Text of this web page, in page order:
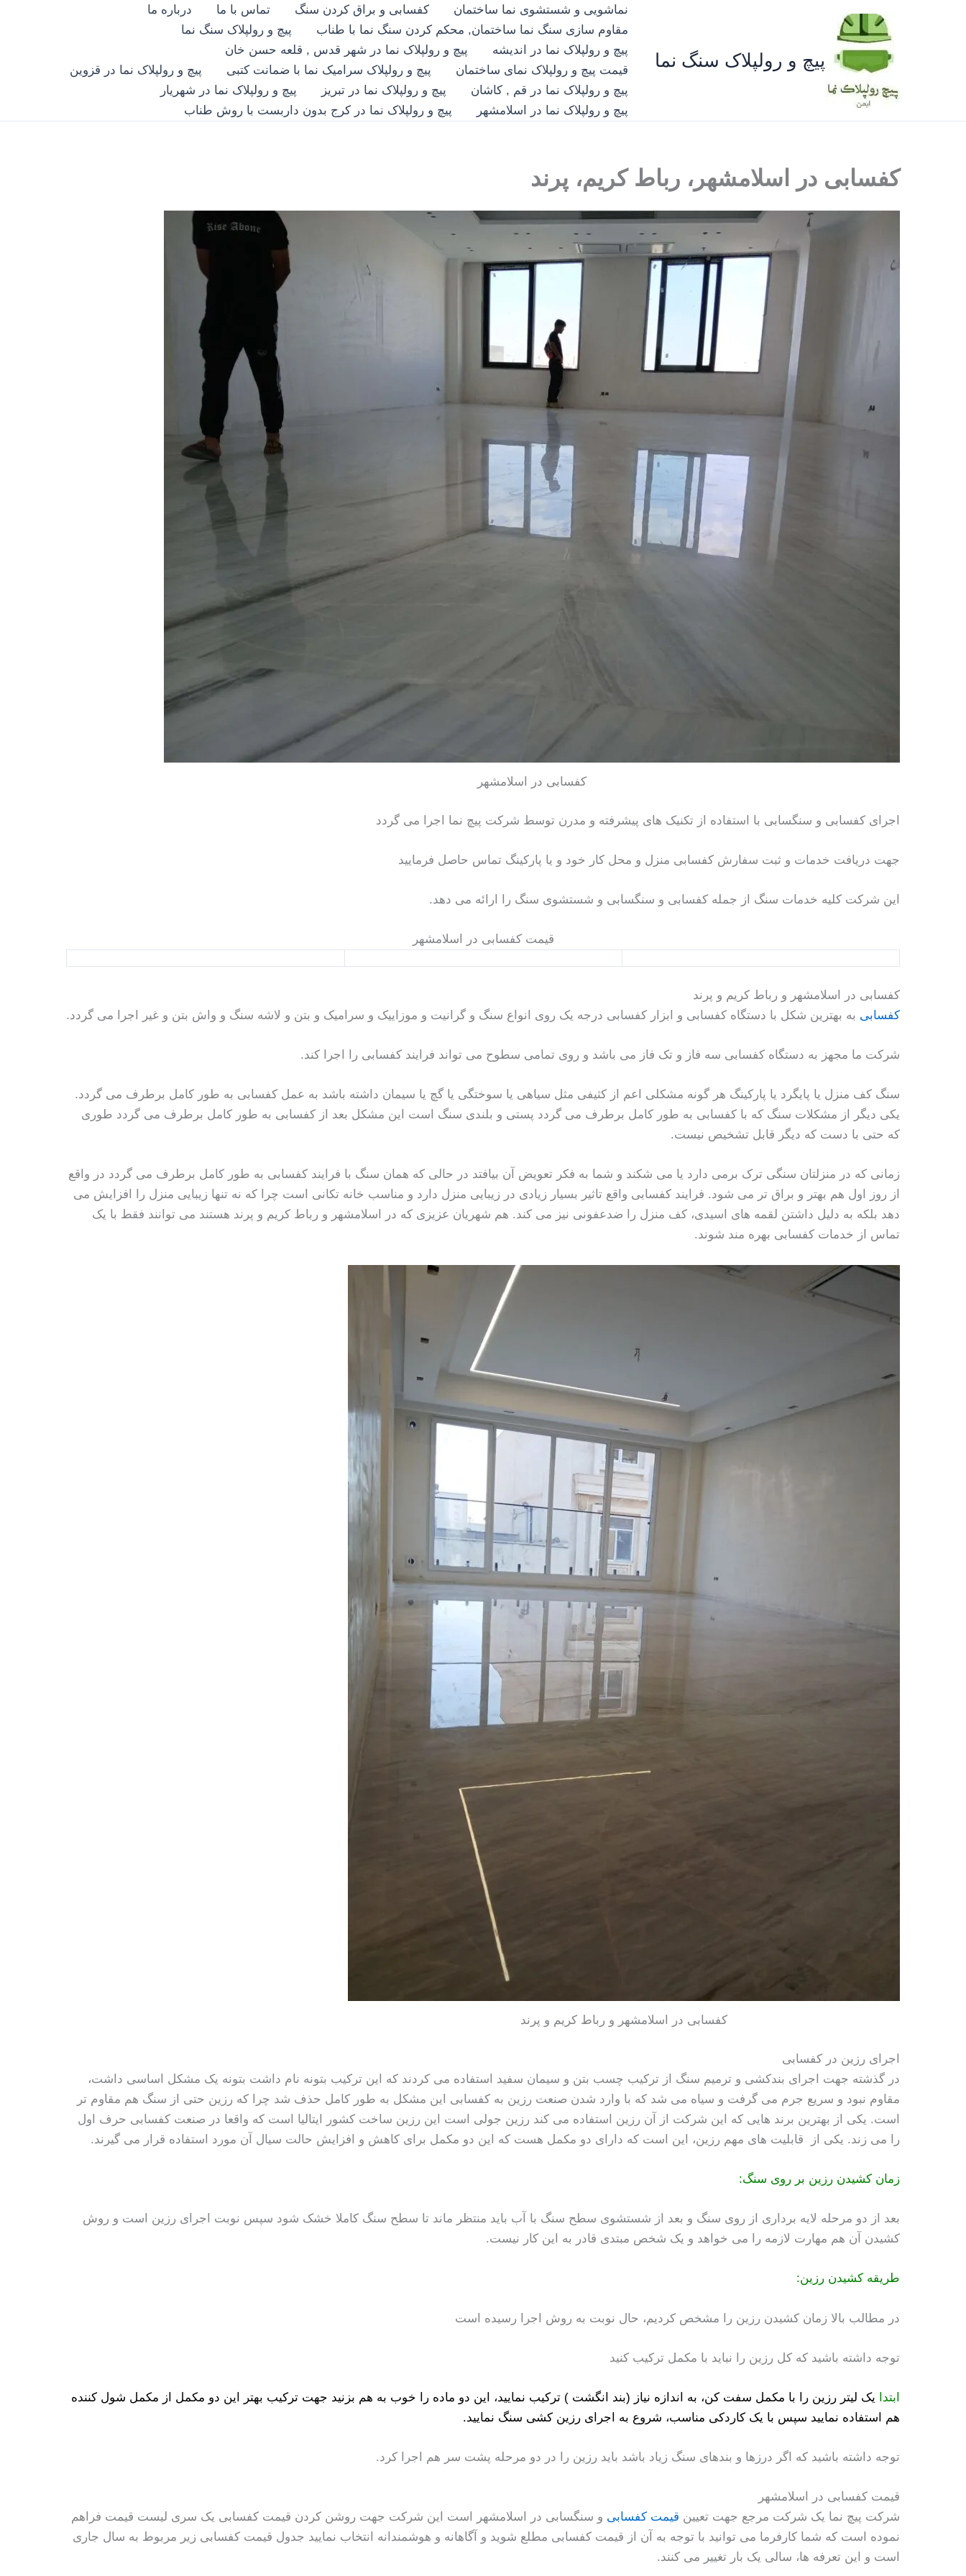
پیچ و رولپلاک سنگ نما
نماشویی و شستشوی نما ساختمان کفسابی و براق کردن سنگ تماس با ما
درباره ما
مقاوم سازی سنگ نما ساختمان, محکم کردن سنگ نما با طناب
پیچ و رولپلاک سنگ نما
پیچ و رولپلاک نما در اندیشه
پیچ و رولپلاک نما در شهر قدس , قلعه حسن خان
قیمت پیچ و رولپلاک نمای ساختمان
پیچ و رولپلاک سرامیک نما با ضمانت کتبی
پیچ و رولپلاک نما در قزوین
پیچ و رولپلاک نما در قم , کاشان
پیچ و رولپلاک نما در تبریز
پیچ و رولپلاک نما در شهریار
پیچ و رولپلاک نما در اسلامشهر
پیچ و رولپلاک نما در کرج بدون داربست با روش طناب
کفسابی در اسلامشهر، رباط کریم، پرند
کفسابی در اسلامشهر
اجرای کفسابی و سنگسابی با استفاده از تکنیک های پیشرفته و مدرن توسط شرکت پیچ نما اجرا می گردد
جهت دریافت خدمات و ثبت سفارش کفسابی منزل و محل کار خود و یا پارکینگ تماس حاصل فرمایید
این شرکت کلیه خدمات سنگ از جمله کفسابی و سنگسابی و شستشوی سنگ را ارائه می دهد.
قیمت کفسابی در اسلامشهر
کفسابی در اسلامشهر و رباط کریم و پرند
کفسابی به بهترین شکل با دستگاه کفسابی و ابزار کفسابی درجه یک روی انواع سنگ و گرانیت و موزاییک و سرامیک و بتن و لاشه سنگ و واش بتن و غیر اجرا می گردد.
شرکت ما مجهز به دستگاه کفسابی سه فاز و تک فاز می باشد و روی تمامی سطوح می تواند فرایند کفسابی را اجرا کند.
سنگ کف منزل یا پایگرد یا پارکینگ هر گونه مشکلی اعم از کثیفی مثل سیاهی یا سوختگی یا گچ یا سیمان داشته باشد به عمل کفسابی به طور کامل برطرف می گردد.
یکی دیگر از مشکلات سنگ که با کفسابی به طور کامل برطرف می گردد پستی و بلندی سنگ است این مشکل بعد از کفسابی به طور کامل برطرف می گردد طوری
که حتی با دست که دیگر قابل تشخیص نیست.
زمانی که در منزلتان سنگی ترک برمی دارد یا می شکند و شما به فکر تعویض آن بیافتد در حالی که همان سنگ با فرایند کفسابی به طور کامل برطرف می گردد در واقع
از روز اول هم بهتر و براق تر می شود. فرایند کفسابی واقع تاثیر بسیار زیادی در زیبایی منزل دارد و مناسب خانه تکانی است چرا که نه تنها زیبایی منزل را افزایش می
دهد بلکه به دلیل داشتن لقمه های اسیدی، کف منزل را ضدعفونی نیز می کند. هم شهریان عزیزی که در اسلامشهر و رباط کریم و پرند هستند می توانند فقط با یک
تماس از خدمات کفسابی بهره مند شوند.
کفسابی در اسلامشهر و رباط کریم و پرند
اجرای رزین در کفسابی
در گذشته جهت اجرای بندکشی و ترمیم سنگ از ترکیب چسب بتن و سیمان سفید استفاده می کردند که این ترکیب بتونه نام داشت بتونه یک مشکل اساسی داشت،
مقاوم نبود و سریع جرم می گرفت و سیاه می شد که با وارد شدن صنعت رزین به کفسابی این مشکل به طور کامل حذف شد چرا که رزین حتی از سنگ هم مقاوم تر
است. یکی از بهترین برند هایی که این شرکت از آن رزین استفاده می کند رزین جولی است این رزین ساخت کشور ایتالیا است که واقعا در صنعت کفسابی حرف اول
را می زند. یکی از قابلیت های مهم رزین، این است که دارای دو مکمل هست که این دو مکمل برای کاهش و افزایش حالت سیال آن مورد استفاده قرار می گیرند.
زمان کشیدن رزین بر روی سنگ:
بعد از دو مرحله لایه برداری از روی سنگ و بعد از شستشوی سطح سنگ با آب باید منتظر ماند تا سطح سنگ کاملا خشک شود سپس نوبت اجرای رزین است و روش
کشیدن آن هم مهارت لازمه را می خواهد و یک شخص مبتدی قادر به این کار نیست.
طریقه کشیدن رزین:
در مطالب بالا زمان کشیدن رزین را مشخص کردیم، حال نوبت به روش اجرا رسیده است
توجه داشته باشید که کل رزین را نباید با مکمل ترکیب کنید
ابتدا یک لیتر رزین را با مکمل سفت کن، به اندازه نیاز (بند انگشت ) ترکیب نمایید، این دو ماده را خوب به هم بزنید جهت ترکیب بهتر این دو مکمل از مکمل شول کننده
هم استفاده نمایید سپس با یک کاردکی مناسب، شروع به اجرای رزین کشی سنگ نمایید.
توجه داشته باشید که اگر درزها و بندهای سنگ زیاد باشد باید رزین را در دو مرحله پشت سر هم اجرا کرد.
قیمت کفسابی در اسلامشهر
شرکت پیچ نما یک شرکت مرجع جهت تعیین قیمت کفسابی و سنگسابی در اسلامشهر است این شرکت جهت روشن کردن قیمت کفسابی یک سری لیست قیمت فراهم
نموده است که شما کارفرما می توانید با توجه به آن از قیمت کفسابی مطلع شوید و آگاهانه و هوشمندانه انتخاب نمایید جدول قیمت کفسابی زیر مربوط به سال جاری
است و این تعرفه ها، سالی یک بار تغییر می کنند.